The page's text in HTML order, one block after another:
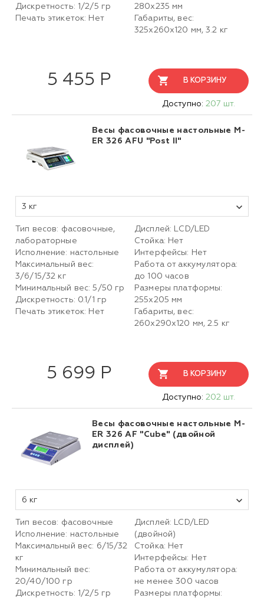
Дискретность: 1/2/5 гр
Печать этикеток: Нет
280х235 мм
Габариты, вес:
325х260х120 мм, 3.2 кг
5 455 Р В КОРЗИНУ
Доступно: 207 шт.
Весы фасовочные настольные M-
ER 326 AFU "Post II"
3 кг
Тип весов: фасовочные,
лабораторные
Исполнение: настольные
Максимальный вес:
3/6/15/32 кг
Минимальный вес: 5/50 гр
Дискретность: 0.1/1 гр
Печать этикеток: Нет
Дисплей: LСD/LED
Стойка: Нет
Интерфейсы: Нет
Работа от аккумулятора:
до 100 часов
Размеры платформы:
255х205 мм
Габариты, вес:
260х290х120 мм, 2.5 кг
5 699 Р В КОРЗИНУ
Доступно: 202 шт.
Весы фасовочные настольные M-
ER 326 AF "Cube" (двойной
дисплей)
6 кг
Тип весов: фасовочные
Исполнение: настольные
Максимальный вес: 6/15/32
кг
Минимальный вес:
20/40/100 гр
Дискретность: 1/2/5 гр
Дисплей: LCD/LED
(двойной)
Стойка: Нет
Интерфейсы: Нет
Работа от аккумулятора:
не менее 300 часов
Размеры платформы: